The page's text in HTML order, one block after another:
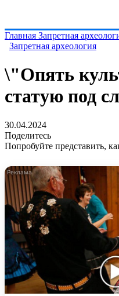
Главная Запретная
Запретная археология
\"Опять
статую под
30.04.2024
Поделитесь
Попробуйте представить,